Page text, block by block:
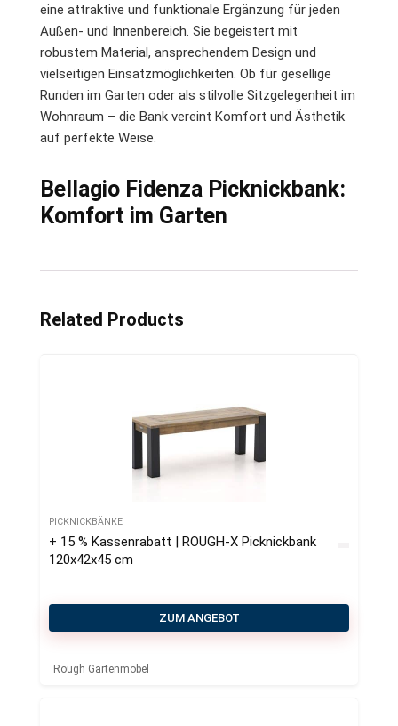
eine attraktive und funktionale Ergänzung für jeden
Außen- und Innenbereich. Sie begeistert mit
robustem Material, ansprechendem Design und
vielseitigen Einsatzmöglichkeiten. Ob für gesellige
Runden im Garten oder als stilvolle Sitzgelegenheit im
Wohnraum – die Bank vereint Komfort und Ästhetik
auf perfekte Weise.
Bellagio Fidenza Picknickbank:
Komfort im Garten
Related Products
PICKNICKBÄNKE
+ 15 % Kassenrabatt | ROUGH-X Picknickbank
120x42x45 cm
ZUM ANGEBOT
Rough Gartenmöbel